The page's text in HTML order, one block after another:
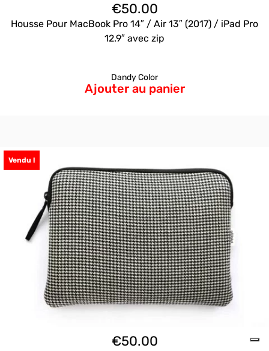
€50.00
Housse Pour MacBook Pro 14″ / Air 13″ (2017) / iPad Pro
12.9″ avec zip
Dandy Color
Ajouter au panier
Vendu !
€50.00